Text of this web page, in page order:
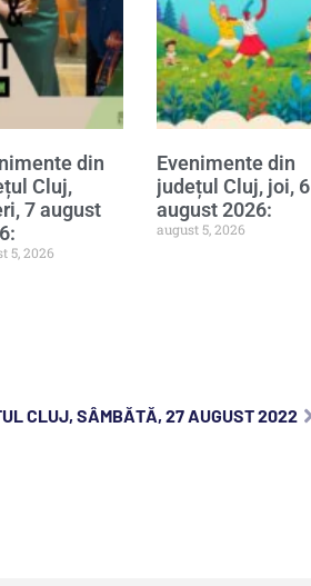
din
Cluj,
7 august
5, 2026
Evenimente din
județul Cluj, joi, 6
august 2026:
august 5, 2026
CLUJ, SÂMBĂTĂ, 27 AUGUST 2022